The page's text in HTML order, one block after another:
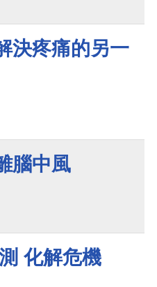
決疼痛的另一
腦中風
化解危機